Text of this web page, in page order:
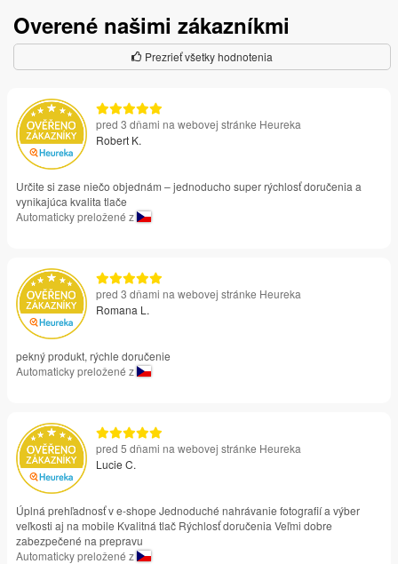
Overené našimi zákazníkmi
Prezrieť všetky hodnotenia
pred 3 dňami na webovej stránke Heureka
Robert K.
Určite si zase niečo objednám – jednoducho super rýchlosť doručenia a
vynikajúca kvalita tlače
Automaticky preložené z
pred 3 dňami na webovej stránke Heureka
Romana L.
pekný produkt, rýchle doručenie
Automaticky preložené z
pred 5 dňami na webovej stránke Heureka
Lucie C.
Úplná prehľadnosť v e-shope Jednoduché nahrávanie fotografií a výber
veľkosti aj na mobile Kvalitná tlač Rýchlosť doručenia Veľmi dobre
zabezpečené na prepravu
Automaticky preložené z